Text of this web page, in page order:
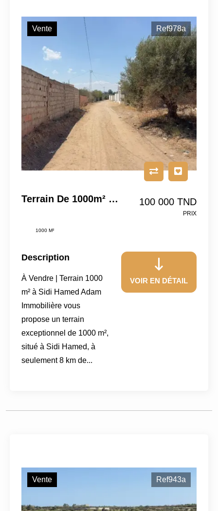
Vente Ref978a
Terrain De 1000m² Situé À Sidi Hammed 100 000 TND
PRIX
1000 M²
Description
À Vendre | Terrain 1000
m² à Sidi Hamed Adam
Immobilière vous
propose un terrain
exceptionnel de 1000 m²,
situé à Sidi Hamed, à
seulement 8 km de...
VOIR EN DÉTAIL
Vente Ref943a